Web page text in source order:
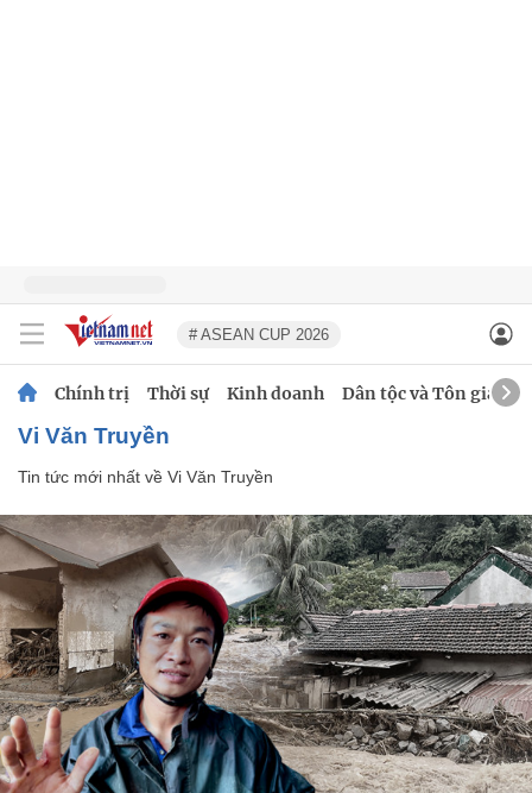
# ASEAN CUP 2026
Chính trị Thời sự Kinh doanh Dân tộc và Tôn giáo
Vi Văn Truyền
Tin tức mới nhất về Vi Văn Truyền